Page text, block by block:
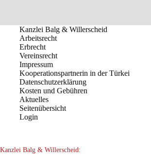
Kanzlei Balg & Willerscheid
Arbeitsrecht
Erbrecht
Vereinsrecht
Impressum
Kooperationspartnerin in der Türkei
Datenschutzerklärung
Kosten und Gebühren
Aktuelles
Seitenübersicht
Login
Kanzlei Balg & Willerscheid: